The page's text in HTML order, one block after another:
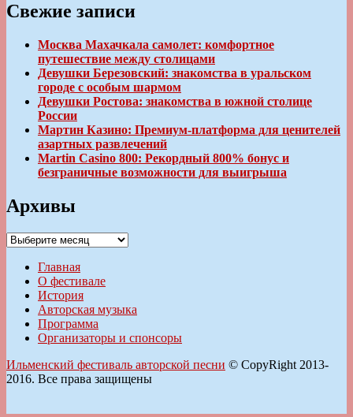
Свежие записи
Москва Махачкала самолет: комфортное
путешествие между столицами
Девушки Березовский: знакомства в уральском
городе с особым шармом
Девушки Ростова: знакомства в южной столице
России
Мартин Казино: Премиум-платформа для ценителей
азартных развлечений
Martin Casino 800: Рекордный 800% бонус и
безграничные возможности для выигрыша
Архивы
Архивы
Главная
О фестивале
История
Авторская музыка
Программа
Организаторы и спонсоры
Ильменский фестиваль авторской песни © CopyRight 2013-
2016. Все права защищены